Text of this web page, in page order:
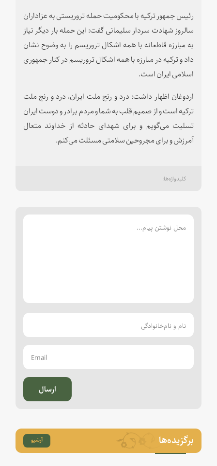
رئیس جمهور ترکیه با محکومیت حمله تروریستی به عزاداران
سالروز شهادت سردار سلیمانی گفت: این حمله بار دیگر نیاز
به مبارزه قاطعانه با همه اشکال تروریسم را به وضوح نشان
داد و ترکیه در مبارزه با همه اشکال تروریسم در کنار جمهوری
اسلامی ایران است.
اردوغان اظهار داشت: درد و رنج ملت ایران، درد و رنج ملت
ترکیه است و از صمیم قلب به شما و مردم برادر و دوست ایران
تسلیت می‌گویم و برای شهدای حادثه از خداوند متعال
آمرزش و برای مجروحین سلامتی مسئلت می‌کنم.
ارسال
برگزیده‌ها آرشیو